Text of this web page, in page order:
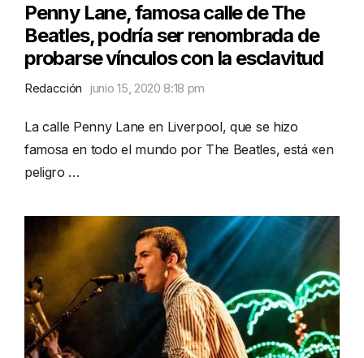
Penny Lane, famosa calle de The
Beatles, podría ser renombrada de
probarse vínculos con la esclavitud
Redacción junio 15, 2020 8:18 pm
La calle Penny Lane en Liverpool, que se hizo
famosa en todo el mundo por The Beatles, está «en
peligro …